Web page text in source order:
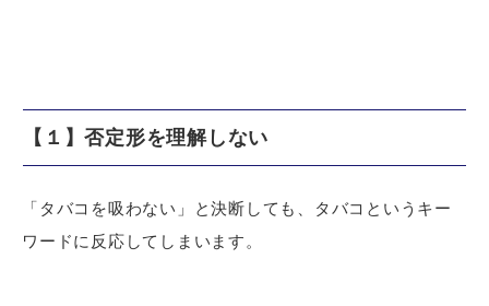
【１】否定形を理解しない
「タバコを吸わない」と決断しても、タバコというキー
ワードに反応してしまいます。